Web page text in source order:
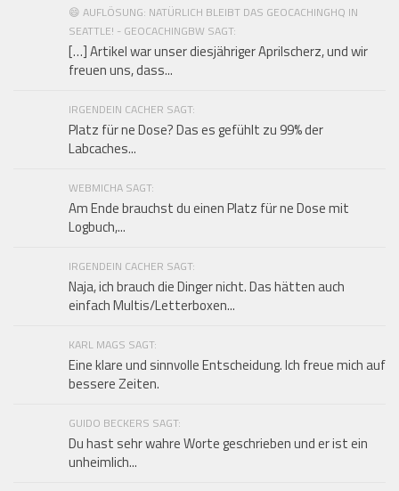
😄 AUFLÖSUNG: NATÜRLICH BLEIBT DAS GEOCACHINGHQ IN
SEATTLE! - GEOCACHINGBW SAGT:
[…] Artikel war unser diesjähriger Aprilscherz, und wir
freuen uns, dass...
IRGENDEIN CACHER SAGT:
Platz für ne Dose? Das es gefühlt zu 99% der
Labcaches...
WEBMICHA SAGT:
Am Ende brauchst du einen Platz für ne Dose mit
Logbuch,...
IRGENDEIN CACHER SAGT:
Naja, ich brauch die Dinger nicht. Das hätten auch
einfach Multis/Letterboxen...
KARL MAGS SAGT:
Eine klare und sinnvolle Entscheidung. Ich freue mich auf
bessere Zeiten.
GUIDO BECKERS SAGT:
Du hast sehr wahre Worte geschrieben und er ist ein
unheimlich...